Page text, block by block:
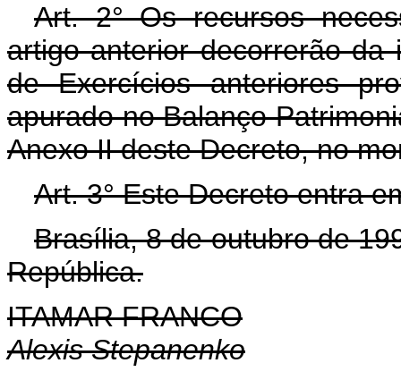
Art. 2° Os recursos
artigo anterior decorrerão da
de Exercícios anteriores
apurado no Balanço
Anexo II deste Decreto, no
Art. 3° Este Decreto entra
Brasília, 8 de outubro de
República.
ITAMAR FRANCO
Alexis Stepanenko